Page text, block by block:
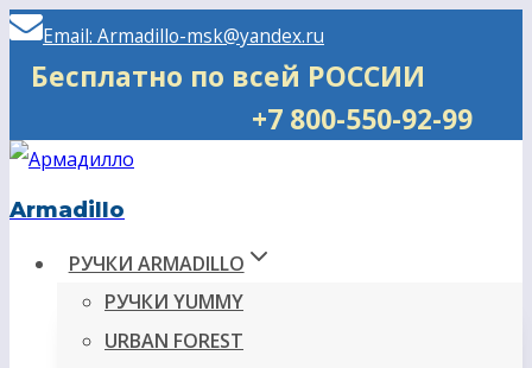
Перейти
Email: Armadillo-msk@yandex.ru
Бесплатно по всей РОССИИ
+7 800-550-92-99
Armadillo
РУЧКИ ARMADILLO
РУЧКИ YUMMY
URBAN FOREST